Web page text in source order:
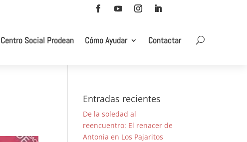
Centro Social Prodean Cómo Ayudar Contactar
Entradas recientes
De la soledad al
reencuentro: El renacer de
Antonia en Los Pajaritos